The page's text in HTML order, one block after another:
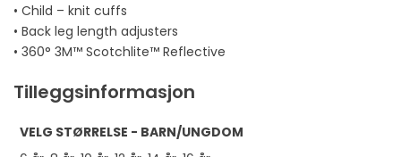
• Child – knit cuffs
• Back leg length adjusters
• 360° 3M™ Scotchlite™ Reflective
Tilleggsinformasjon
VELG STØRRELSE - BARN/UNGDOM